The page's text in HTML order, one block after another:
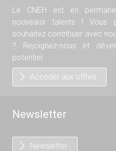
Le CNEH est en
nouveaux talents ! Vous
souhaitez contribuer avec
? Rejoignez-nous et
potentiel.
Accéder aux offres
Newsletter
Newsletter